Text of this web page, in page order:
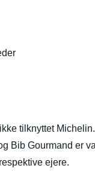
tilknyttet
Bib Gourmand er
ejere.